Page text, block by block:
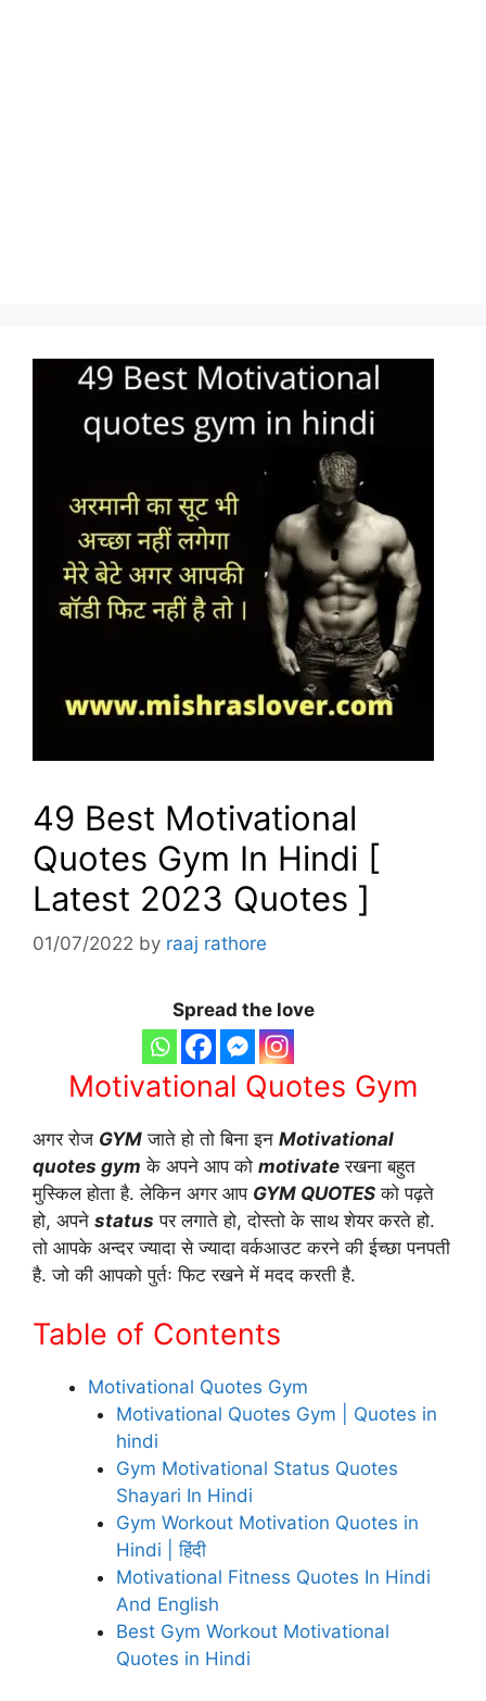
49 Best Motivational
Quotes Gym In Hindi [
Latest 2023 Quotes ]
01/07/2022 by raaj rathore
Spread the love
Motivational Quotes Gym
अगर रोज GYM जाते हो तो बिना इन Motivational
quotes gym के अपने आप को motivate रखना बहुत
मुस्किल होता है. लेकिन अगर आप GYM QUOTES को पढ़ते
हो, अपने status पर लगाते हो, दोस्तो के साथ शेयर करते हो.
तो आपके अन्दर ज्यादा से ज्यादा वर्कआउट करने की ईच्छा पनपती
है. जो की आपको पुर्तः फिट रखने में मदद करती है.
Table of Contents
Motivational Quotes Gym
Motivational Quotes Gym | Quotes in
hindi
Gym Motivational Status Quotes
Shayari In Hindi
Gym Workout Motivation Quotes in
Hindi | हिंदी
Motivational Fitness Quotes In Hindi
And English
Best Gym Workout Motivational
Quotes in Hindi